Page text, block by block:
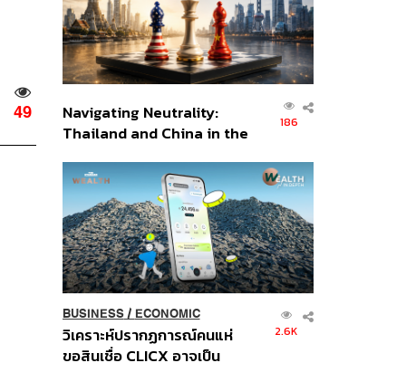
49
Navigating Neutrality:
Thailand and China in the
Order
186
BUSINESS/ ECONOMIC
วิเคราะห์ปรากฏการณ์คนแห่
ขอสินเชื่อ CLICX อาจเป็น
2.6K